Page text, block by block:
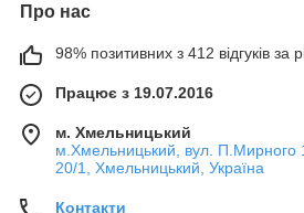
Про нас
98% позитивних з 412 відгуків за
Працює з 19.07.2016
м. Хмельницький
м.Хмельницький, вул. П.Мирного
20/1, Хмельницький, Україна
Контакти